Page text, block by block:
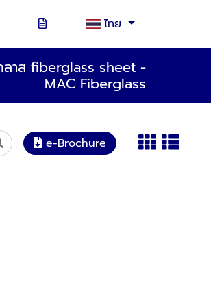
ไทย
ลาส fiberglass sheet -
MAC Fiberglass
e-Brochure